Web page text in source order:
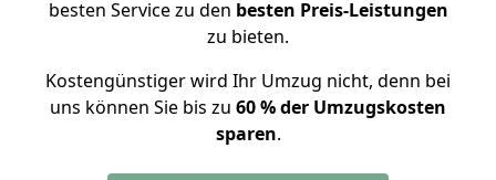
besten Service zu den besten Preis-Leistungen
zu bieten.
Kostengünstiger wird Ihr Umzug nicht, denn bei
uns können Sie bis zu 60 % der Umzugskosten
sparen.